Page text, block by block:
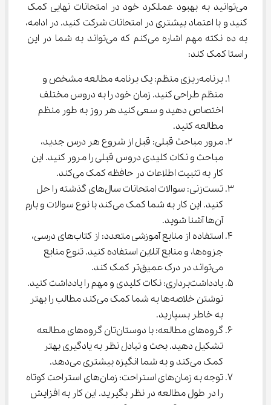
می‌توانید به بهبود عملکرد خود در امتحانات نهایی کمک
کنید و با اعتماد بیشتری در امتحانات شرکت کنید. در ادامه،
به ده نکته مهم اشاره می‌کنم که می‌تواند به شما در این
راستا کمک کند:
برنامه‌ریزی منظم: یک برنامه مطالعه مشخص و
منظم طراحی کنید. زمان خود را به دروس مختلف
اختصاص دهید و سعی کنید هر روز به طور منظم
مطالعه کنید.
مرور مباحث قبلی: قبل از شروع هر درس جدید،
مباحث و نکات کلیدی دروس قبلی را مرور کنید. این
کار به تثبیت اطلاعات در حافظه کمک می‌کند.
تست‌زنی: سوالات امتحانات سال‌های گذشته را حل
کنید. این کار به شما کمک می‌کند با نوع سوالات و بارم
آن‌ها آشنا شوید.
استفاده از منابع آموزشی متعدد: از کتاب‌های درسی،
جزوه‌ها، و منابع آنلاین استفاده کنید. تنوع منابع
می‌تواند در درک عمیق‌تر کمک کند.
یادداشت‌برداری: نکات کلیدی و مهم را یادداشت کنید.
نوشتن خلاصه‌ها به شما کمک می‌کند مطالب را بهتر
به خاطر بسپارید.
گروه‌های مطالعه: با دوستان‌تان گروه‌های مطالعه
تشکیل دهید. بحث و تبادل نظر به یادگیری بهتر
کمک می‌کند و به شما انگیزه بیشتری می‌دهد.
توجه به زمان‌های استراحت: زمان‌های استراحت کوتاه
را در طول مطالعه در نظر بگیرید. این کار به افزایش